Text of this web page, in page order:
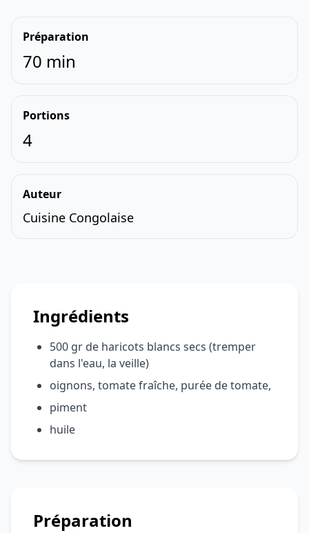
Préparation
70 min
Portions
4
Auteur
Cuisine Congolaise
Ingrédients
500 gr de haricots blancs secs (tremper
dans l'eau, la veille)
oignons, tomate fraîche, purée de tomate,
piment
huile
Préparation